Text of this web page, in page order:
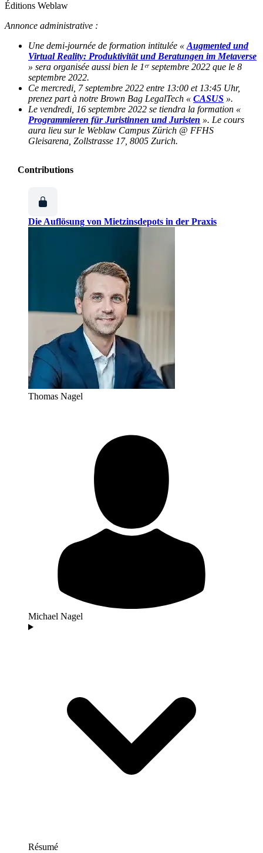
Éditions Weblaw
Annonce administrative :
Une demi-journée de formation intitulée « Augmented und
Virtual Reality: Produktivität und Beratungen im Metaverse
» sera organisée aussi bien le 1ᵉʳ septembre 2022 que le 8
septembre 2022.
Ce mercredi, 7 septembre 2022 entre 13:00 et 13:45 Uhr,
prenez part à notre Brown Bag LegalTech « CASUS ».
Le vendredi, 16 septembre 2022 se tiendra la formation «
Programmieren für Juristinnen und Juristen ». Le cours
aura lieu sur le Weblaw Campus Zürich @ FFHS
Gleisarena, Zollstrasse 17, 8005 Zurich.
Contributions
Die Auflösung von Mietzinsdepots in der Praxis
Thomas Nagel
Michael Nagel
Résumé